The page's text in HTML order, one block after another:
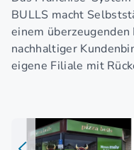
BULLS macht
einem
nachhaltiger
eigene Filiale mit